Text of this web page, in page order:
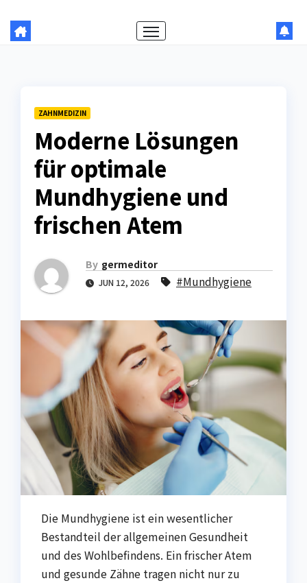
ZAHNMEDIZIN
Moderne Lösungen
für optimale
Mundhygiene und
frischen Atem
By germeditor
JUN 12, 2026 #Mundhygiene
Die Mundhygiene ist ein wesentlicher
Bestandteil der allgemeinen Gesundheit
und des Wohlbefindens. Ein frischer Atem
und gesunde Zähne tragen nicht nur zu